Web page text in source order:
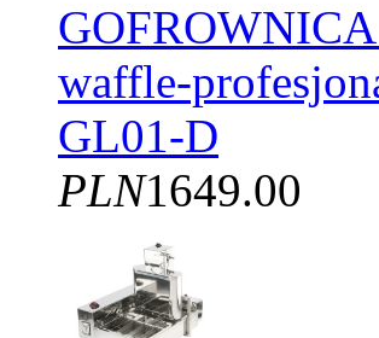
waffle-
GL01-D
PLN1649.00